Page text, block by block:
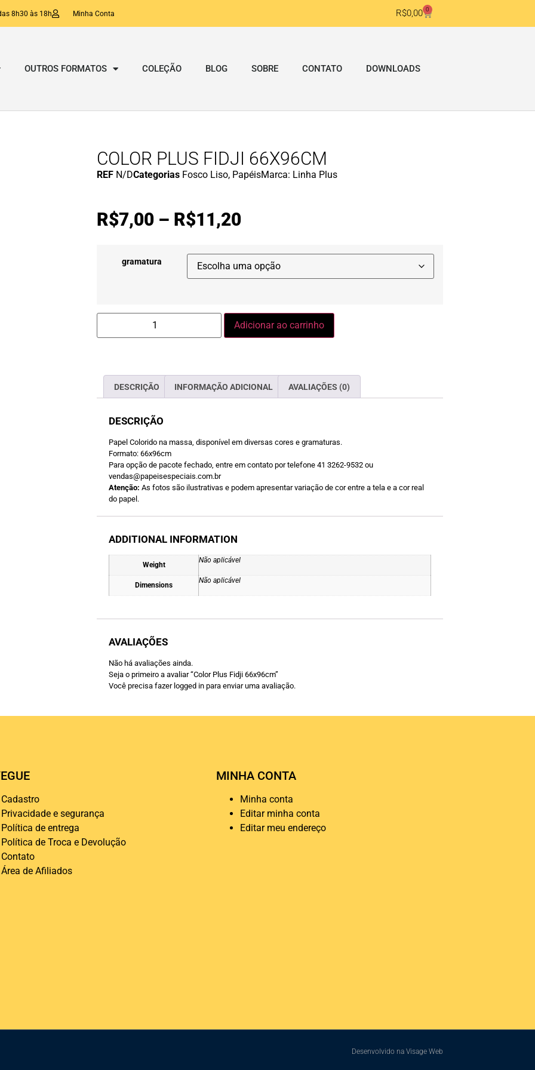
8h30 às 18h Minha Conta R$0,00 0
OUTROS FORMATOS COLEÇÃO BLOG SOBRE CONTATO DOWNLOADS
COLOR PLUS FIDJI 66X96CM
REF N/DCategorias Fosco Liso, PapéisMarca: Linha Plus
R$7,00 – R$11,20
gramatura
Adicionar ao carrinho
DESCRIÇÃO INFORMAÇÃO ADICIONAL AVALIAÇÕES (0)
DESCRIÇÃO
Papel Colorido na massa, disponível em diversas cores e gramaturas.
Formato: 66x96cm
Para opção de pacote fechado, entre em contato por telefone 41 3262-9532 ou
vendas@papeisespeciais.com.br
Atenção: As fotos são ilustrativas e podem apresentar variação de cor entre a tela e a cor real
do papel.
ADDITIONAL INFORMATION
Weight
Não aplicável
Dimensions
Não aplicável
AVALIAÇÕES
Não há avaliações ainda.
Seja o primeiro a avaliar “Color Plus Fidji 66x96cm”
Você precisa fazer logged in para enviar uma avaliação.
Cadastro
Privacidade e segurança
Política de entrega
Política de Troca e Devolução
Contato
Área de Afiliados
MINHA CONTA
Minha conta
Editar minha conta
Editar meu endereço
Desenvolvido na Visage Web